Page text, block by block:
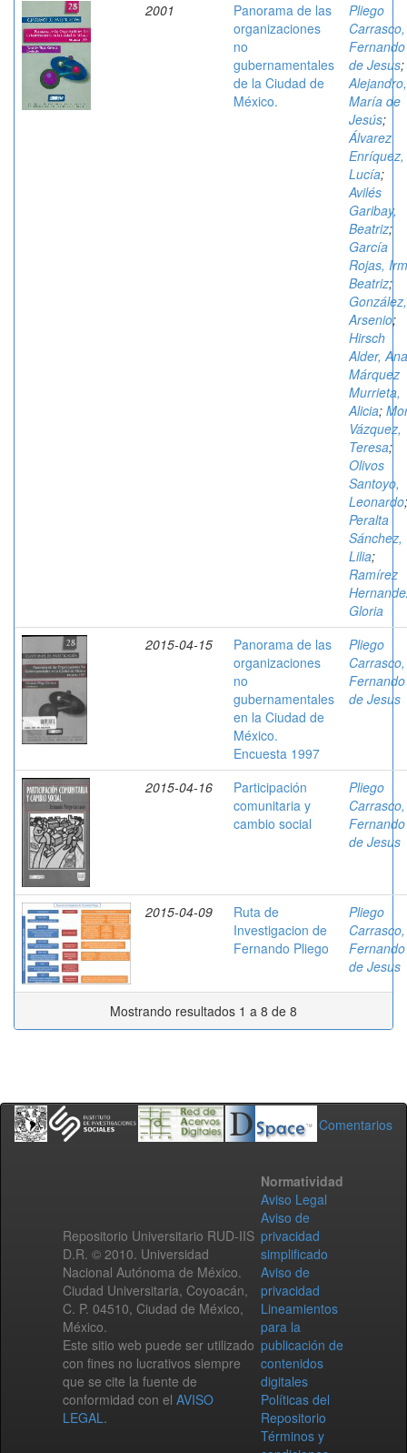
2001
Panorama de las
organizaciones
no
gubernamentales
de la Ciudad de
México.
Pliego
Carrasco,
Fernando
de Jesus;
Alejandro,
María de
Jesús;
Álvarez
Enríquez,
Lucía;
Avilés
Garibay,
Beatriz;
García
Rojas,
Beatriz;
González,
Arsenio;
Hirsch
Alder, Ana
Márquez
Murrieta,
Alicia;
Vázquez,
Teresa;
Olivos
Santoyo,
Leonardo;
Peralta
Sánchez,
Lilia;
Ramírez
Gloria
2015-04-15
Panorama de las
organizaciones
no
gubernamentales
en la Ciudad de
México.
Encuesta 1997
Pliego
Carrasco,
Fernando
de Jesus
2015-04-16
Participación
comunitaria y
cambio social
Pliego
Carrasco,
Fernando
de Jesus
2015-04-09
Ruta de
Investigacion de
Fernando Pliego
Pliego
Carrasco,
Fernando
de Jesus
Mostrando resultados 1 a 8 de 8
Comentarios
Repositorio Universitario RUD-IIS
D.R. © 2010. Universidad
Nacional Autónoma de México.
Ciudad Universitaria, Coyoacán,
C. P. 04510, Ciudad de México,
México.
Este sitio web puede ser utilizado
con fines no lucrativos siempre
que se cite la fuente de
conformidad con el AVISO
LEGAL.
Normatividad
Aviso Legal
Aviso de
privacidad
simplificado
Aviso de
privacidad
Lineamientos
para la
publicación de
contenidos
digitales
Políticas del
Repositorio
Términos y